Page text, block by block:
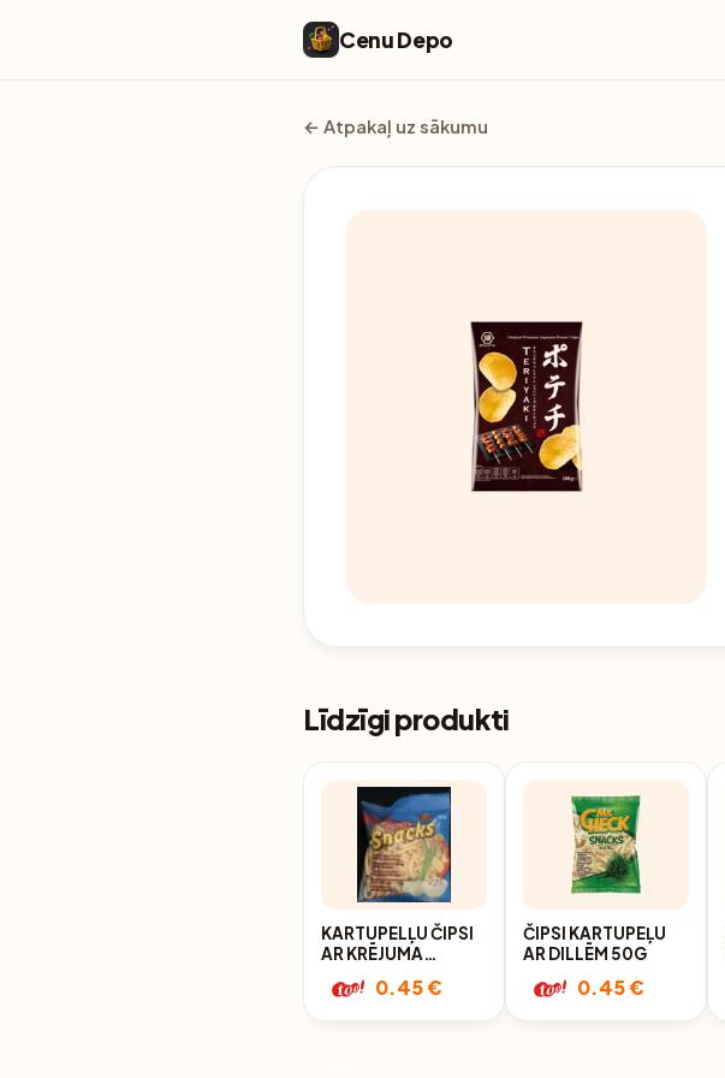
Cenu Depo
← Atpakaļ uz sākumu
Līdzīgi produkti
KARTUPELĻU ČIPSI
AR KRĒJUMA
50G
0.45 €
ČIPSI KARTUPEĻU
AR DILLĒM 50G
0.45 €